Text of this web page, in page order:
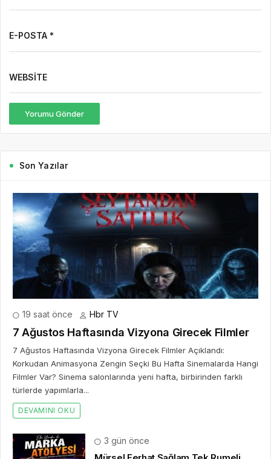
E-POSTA *
WEBSITE
Yorumu Gönder
Son Yazılar
19 saat önce Hbr TV
7 Ağustos Haftasında Vizyona Girecek Filmler
7 Ağustos Haftasında Vizyona Girecek Filmler Açıklandı:
Korkudan Animasyona Zengin Seçki Bu Hafta Sinemalarda Hangi
Filmler Var? Sinema salonlarında yeni hafta, birbirinden farklı
türlerde yapımlarla...
DEVAMINI OKU
3 gün önce